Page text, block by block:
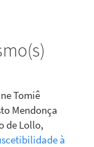
Silva,
Verola
and
Brazilian
89.
Tomiê
Mendonça
de Lollo,
à